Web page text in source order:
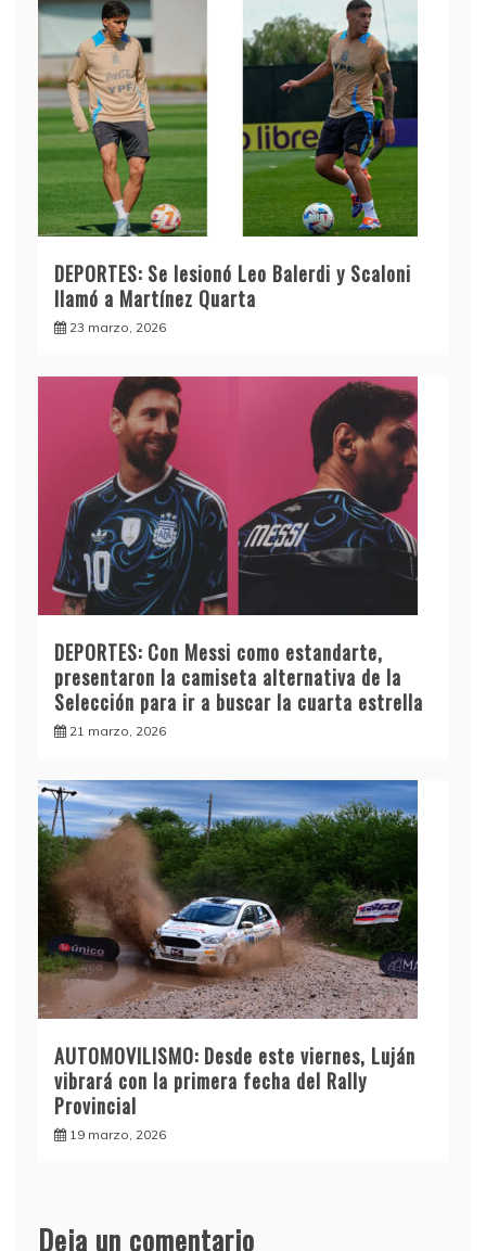
DEPORTES: Se lesionó Leo Balerdi y Scaloni
llamó a Martínez Quarta
23 marzo, 2026
DEPORTES: Con Messi como estandarte,
presentaron la camiseta alternativa de la
Selección para ir a buscar la cuarta estrella
21 marzo, 2026
AUTOMOVILISMO: Desde este viernes, Luján
vibrará con la primera fecha del Rally
Provincial
19 marzo, 2026
Deja un comentario